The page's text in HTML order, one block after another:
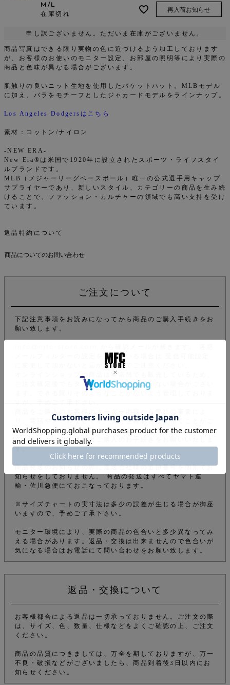
M/L
在庫切れ
再入荷お知らせ
申し訳ございません。ただいま在庫がございません。
商品写真はできる限り実物の色に近づけるよう加工しております
が、お客様のお使いのモニター設定、お部屋の照明等により実際の
商品と色味が異なる場合がございます。
肌触りの良いニット生地を使用したバケットハット。MLBモデル
に加え、バラをモチーフとしたジャカードモデルをラインナップ。
Los Angeles Dodgersはこちら
素材：コットン/ナイロン
-NEW ERA-
New Era®は米国で1920年に設立されたスポーツ・ライフスタイ
ルブランドです。
MLB（メジャーリーグベースボール）唯一の公式選手用キャップ
サプライヤーであり、新しいスタイル、カテゴリーの商品を生み続
けることで、ファッション・カルチャーの領域でも高い支持を受け
ています。
返品特約について
商品についてのお問い合わせ
ご注文について
下記注意事項をお読みになってから商品のご購入手続きをお
願い致します。
メールフィルターの設定をされている場合は 受信可能設定
に変更して頂かないと届かないのでご注意ください。
オンラインショップの商品は実店舗でも販売しているため、
ご注文確定後でもタイミングにより在庫がない場合がござい
ます。できる限りそのようなことがないよう管理しておりま
すが、予めご了承下さい。
り、電話やメールなどでオーダーを確認させて頂くことがご
ざいます。その為、商品の発送が遅くなってしまうこともご
ざいますが、ご了承の上ご購入のお手続きをお願いいたしま
す。
商品発送のお知らせの際に運送会社様の追跡番号を個別でお
知らせをしておりません。 商品の発送はすべてヤマト運
輸・佐川急便にておこなっております。
※サイズチャートの実寸法は多少の誤差が生じる場合が御座
いますので、予めご了承下さい。
モニター環境により、実際の商品の色合いと多少異なってみ
える場合があります。返品・交換は出来ませんので色合いが
気になる場合はお電話にて問い合わせをお願い致します。
返品・交換について
お客様都合による返品は一切承っておりません。ご注文の際
は、サイズ、色、数量、仕様などをよくご確認の上、ご注文
ください。
商品の品質につきましては、万全を期しておりますが、万一
不良・破損などがございましたら、商品到着後3日以内にお
知らせください。